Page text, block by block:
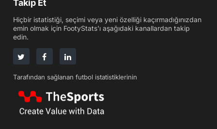
Takip Et
Hiçbir istatistiği, seçimi veya yeni özelliği kaçırmadığınızdan
emin olmak için FootyStats'ı aşağıdaki kanallardan takip
edin.
Tarafından sağlanan futbol istatistiklerinin